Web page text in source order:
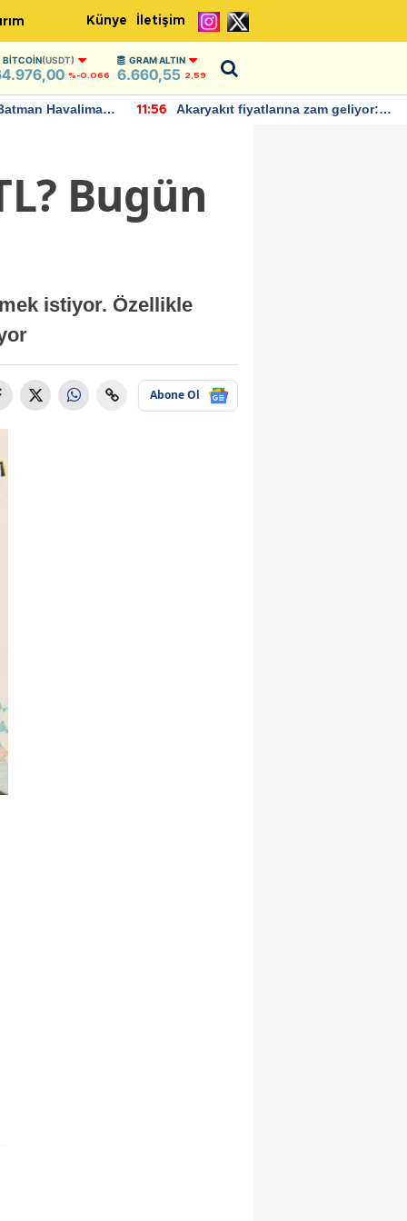
Künye İletişim
BITCOIN(USDT)
%-0.066
GRAM ALTIN
6.660,55 2,59
Havalimanı
11:56
Akaryakıt fiyatlarına zam geliyor:
Bugün
istiyor. Özellikle
Abone Ol